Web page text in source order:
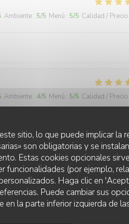
sitio, lo que puede implicar la
son obligatorias y se
Estas cookies opcionales
funcionalidades (por ejemplo,
Haga clic en
Puede cambiar sus
la parte inferior izquierda de
Ambiente : 5/5 Menú : 5/5 Calidad / Precio
Ambiente : 4/5 Menú : 5/5 Calidad / Precio
nous venons souvent chez vous .merci
Ambiente: /5 Menú :5/5 Calidad / Precio
! 👍
DU PORT